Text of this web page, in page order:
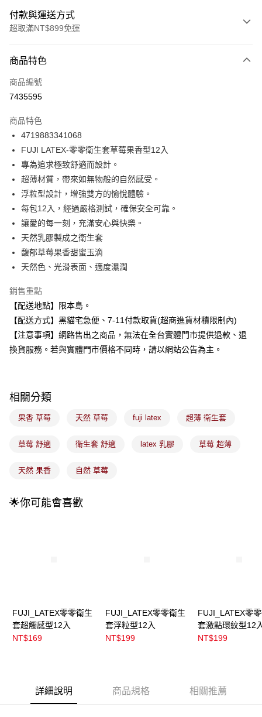
付款與運送方式
超取滿NT$899免運
信用卡一次付款
超商取貨付款
Apple Pay
街口支付
悠遊付
Google Pay
全盈+PAY
大哥付你分期
相關說明
【大哥付你分期使用說明】
2.付款方式選擇「大哥付你分期」，訂單成立後會自動跳轉到大哥付的交易
流程，驗證手機門號後，選擇欲分期的期數、繳款截止日，確認付款後即完
成交易。
3.實際核准額度、可分期數及費用金額請依後續交易確認頁面所載為準。
4.訂單成立30分鐘內，如未前往確認交易或遇審核未通過，訂單將自動取
法說明評估內容。
2.透過簡訊連結打開帳單後，可選擇「超商條碼／台灣大直營門市／銀行轉
用戶於交易時，得透過本服務購買商品或服務，並由商店將買賣／分期付款
2.基於同意付款使用「大哥付你分期」之契約關係目的，商店將以您的個人
3.完整用戶服務條款，請詳閱以下連結：
運送方式
全家取貨付款
每筆NT$100，滿NT$899(含以上)免運費
7-11取貨付款
每筆NT$100，滿NT$899(含以上)免運費
宅配
商品特色
商品編號
7435595
商品特色
4719883341068
FUJI LATEX-零零衛生套草莓果香型12入
專為追求極致舒適而設計。
超薄材質，帶來如無物般的自然感受。
浮粒型設計，增強雙方的愉悅體驗。
每包12入，經過嚴格測試，確保安全可靠。
讓愛的每一刻，充滿安心與快樂。
天然乳膠製成之衛生套
馥郁草莓果香甜蜜玉滴
天然色、光滑表面、適度濕潤
銷售重點
【配送地點】限本島。
【配送方式】黑貓宅急便、7-11付款取貨(超商進貨材積限制內)
【注意事項】網路售出之商品，無法在全台實體門市提供退款、退
換貨服務。若與實體門市價格不同時，請以網站公告為主。
相關分類
果香 草莓 天然 草莓 fuji latex 超薄 衛生套
草莓 舒適 衛生套 舒適 latex 乳膠 草莓 超薄
天然 果香 自然 草莓
🌟你可能會喜歡
FUJI_LATEX零零衛生
套超觸感型12入
NT$169
FUJI_LATEX零零衛生
套浮粒型12入
NT$199
FUJI_LATEX零
套激點環紋型12
NT$199
詳細說明 商品規格 相關推薦